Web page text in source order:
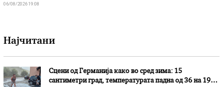
06/08/2026 19:08
Најчитани
Сцени од Германија како во сред зима: 15
сантиметри град, температурата падна од 36 на 19